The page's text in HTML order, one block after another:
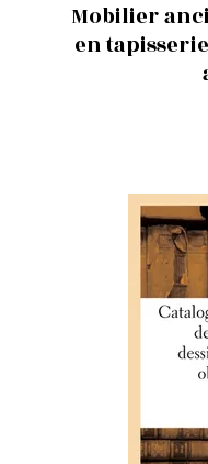
Mobilier
en